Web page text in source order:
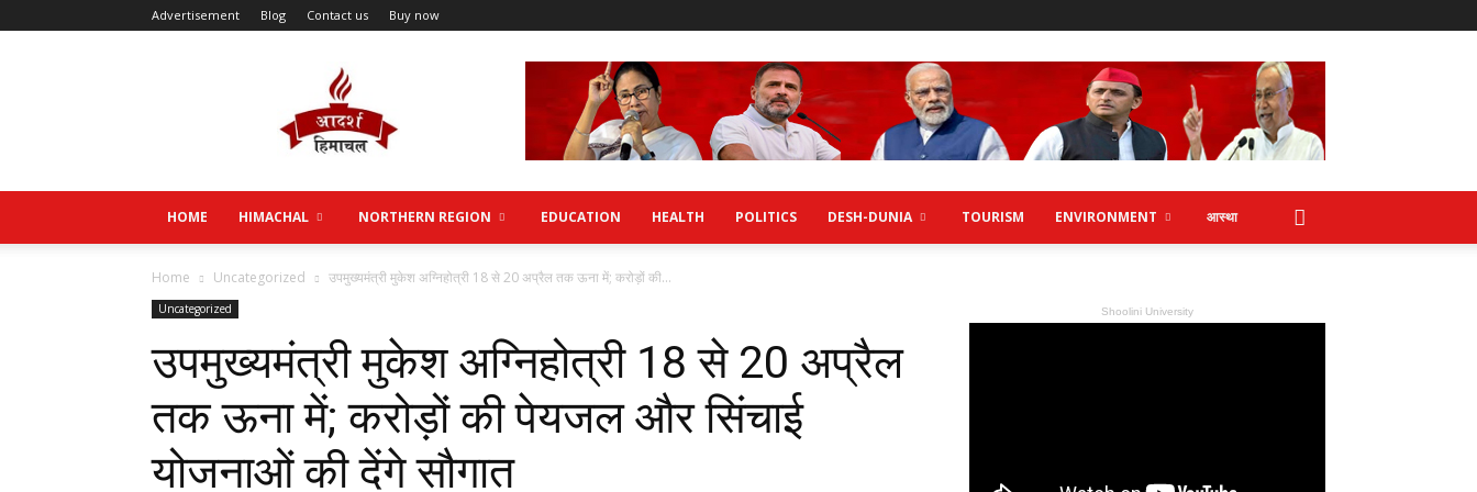
Advertisement Blog Contact us Buy now
HOME HIMACHAL NORTHERN REGION EDUCATION HEALTH POLITICS DESH-DUNIA TOURISM ENVIRONMENT आस्था
Home Uncategorized उपमुख्यमंत्री मुकेश अग्निहोत्री 18 से 20 अप्रैल तक ऊना में; करोड़ों की...
Uncategorized
उपमुख्यमंत्री मुकेश अग्निहोत्री 18 से 20 अप्रैल
तक ऊना में; करोड़ों की पेयजल और सिंचाई
योजनाओं की देंगे सौगात
Shoolini University